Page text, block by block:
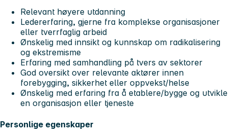
Relevant høyere utdanning
Ledererfaring, gjerne fra komplekse organisasjoner
eller tverrfaglig arbeid
Ønskelig med innsikt og kunnskap om radikalisering
og ekstremisme
Erfaring med samhandling på tvers av sektorer
God oversikt over relevante aktører innen
forebygging, sikkerhet eller oppvekst/helse
Ønskelig med erfaring fra å etablere/bygge og utvikle
en organisasjon eller tjeneste
Personlige egenskaper